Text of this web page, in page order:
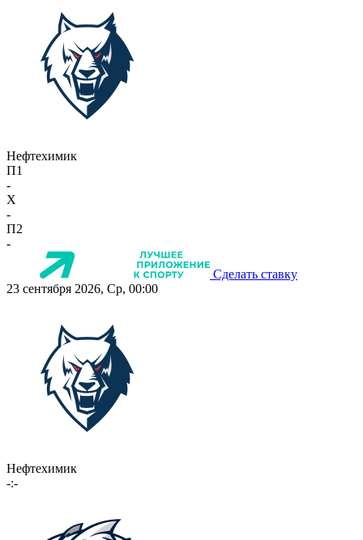
Нефтехимик
П1
-
X
-
П2
-
Сделать ставку
23 сентября 2026, Ср, 00:00
Нефтехимик
-:-